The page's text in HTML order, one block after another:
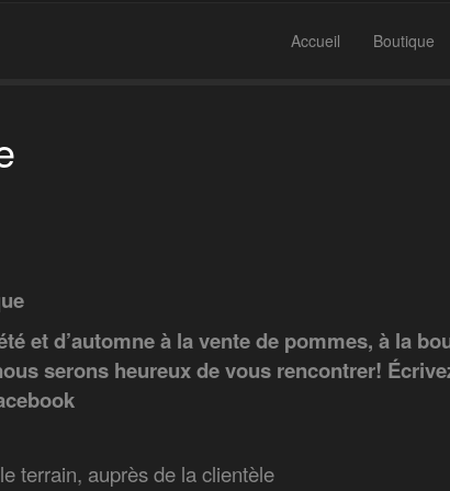
Accueil Boutique
et d’automne à la vente de pommes, à la
serons heureux de vous rencontrer!
terrain, auprès de la clientèle